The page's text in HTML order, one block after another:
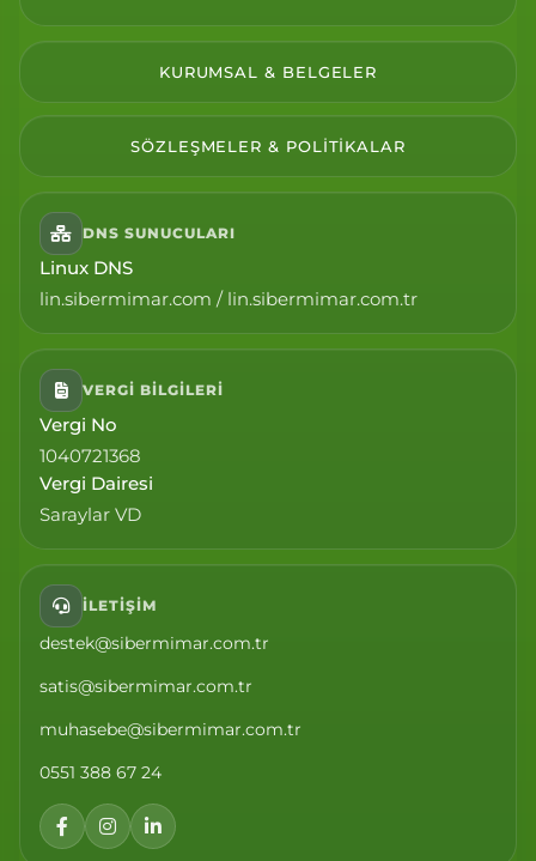
KURUMSAL & BELGELER
SÖZLEŞMELER & POLITIKALAR
DNS SUNUCULARI
Linux DNS
lin.sibermimar.com / lin.sibermimar.com.tr
VERGI BILGILERI
Vergi No
1040721368
Vergi Dairesi
Saraylar VD
İLETIŞIM
destek@sibermimar.com.tr
satis@sibermimar.com.tr
muhasebe@sibermimar.com.tr
0551 388 67 24